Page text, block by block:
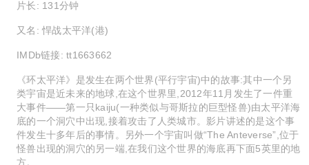
片长: 131分钟
又名: 悍战太平洋(港)
IMDb链接: tt1663662
《环太平洋》是发生在两个世界(平行宇宙)中的故事:其中一个另
类宇宙是近未来的地球,在这个世界里,2012年11月发生了一件重
大事件——第一只kaiju(一种类似与哥斯拉的巨型怪兽)由太平洋海
底的一个洞穴中出现,接着攻击了人类城市。影片讲述的是这个事
件发生十多年后的事情。另外一个宇宙叫做“The Anteverse”,位于
怪兽出现的洞穴的另一端,在我们这个世界的海底再下面5英里的地
方。